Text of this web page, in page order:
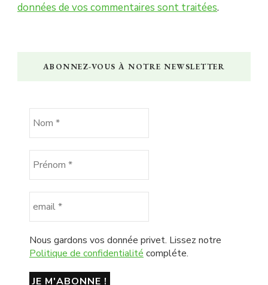
données de vos commentaires sont traitées.
ABONNEZ-VOUS À NOTRE NEWSLETTER
Nous gardons vos donnée privet. Lissez notre
Politique de confidentialité compléte.